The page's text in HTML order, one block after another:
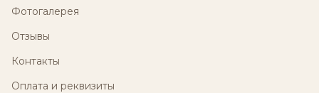
Фотогалерея
Отзывы
Контакты
Оплата и реквизиты